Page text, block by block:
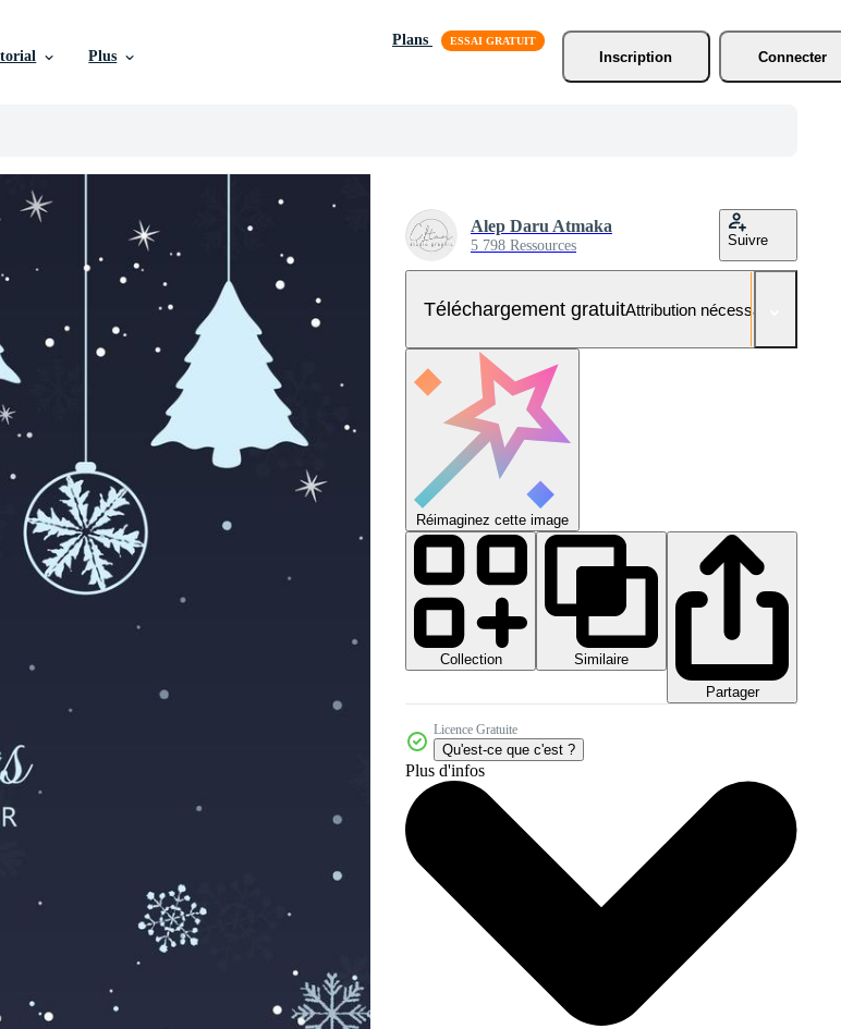
Plus
Plans
Inscription
Connecter
Alep Daru Atmaka
5 798 Ressources Suivre
Téléchargement gratuitAttribution nécessaire
Réimaginez cette image
Collection
Similaire
Partager
Licence Gratuite
Qu'est-ce que c'est ?
Plus d'infos